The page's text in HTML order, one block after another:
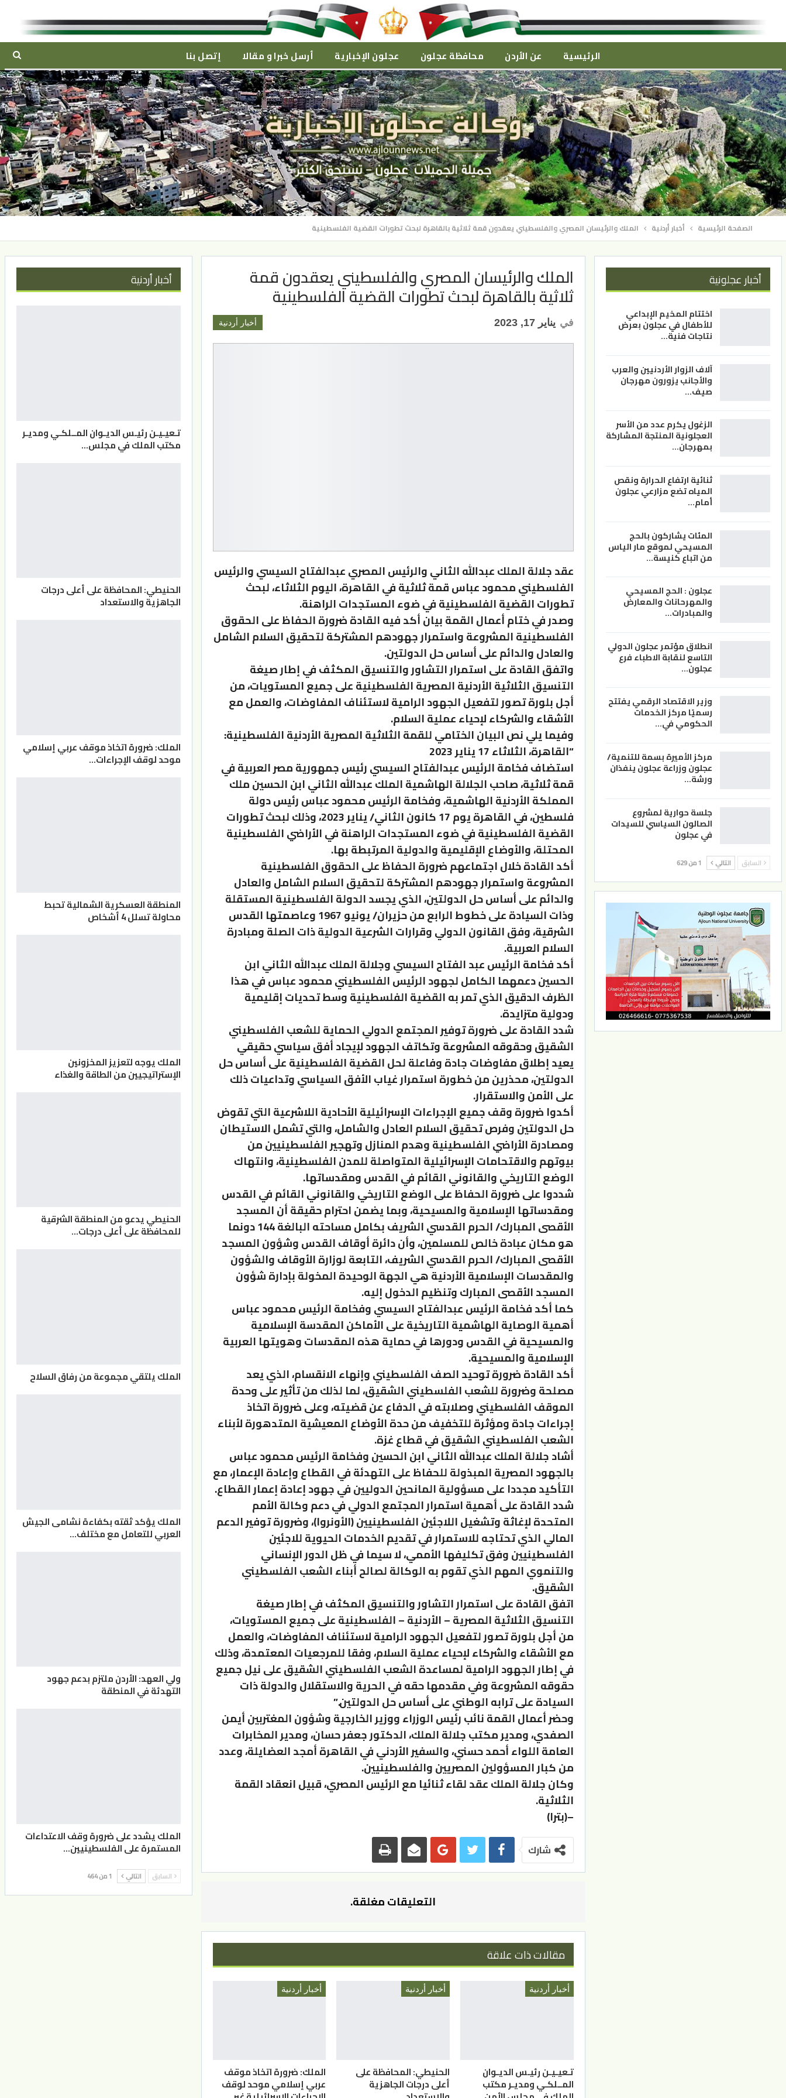
الرئيسية عن الأردن محافظة عجلون عجلون الإخبارية أرسل خبرا و مقالا إتصل بنا
الصفحة الرئيسية أخبار أردنية الملك والرئيسان المصري والفلسطيني يعقدون قمة ثلاثية بالقاهرة لبحث تطورات القضية الفلسطينية
الملك والرئيسان المصري والفلسطيني يعقدون قمة
ثلاثية بالقاهرة لبحث تطورات القضية الفلسطينية
أخبار أردنية في يناير 17, 2023
عقد جلالة الملك عبدالله الثاني والرئيس المصري عبدالفتاح السيسي والرئيس
الفلسطيني محمود عباس قمة ثلاثية في القاهرة، اليوم الثلاثاء، لبحث
تطورات القضية الفلسطينية في ضوء المستجدات الراهنة.
وصدر في ختام أعمال القمة بيان أكد فيه القادة ضرورة الحفاظ على الحقوق
الفلسطينية المشروعة واستمرار جهودهم المشتركة لتحقيق السلام الشامل
والعادل والدائم على أساس حل الدولتين.
واتفق القادة على استمرار التشاور والتنسيق المكثف في إطار صيغة
التنسيق الثلاثية الأردنية المصرية الفلسطينية على جميع المستويات، من
أجل بلورة تصور لتفعيل الجهود الرامية لاستئناف المفاوضات، والعمل مع
الأشقاء والشركاء لإحياء عملية السلام.
وفيما يلي نص البيان الختامي للقمة الثلاثية المصرية الأردنية الفلسطينية:
“القاهرة، الثلاثاء 17 يناير 2023
استضاف فخامة الرئيس عبدالفتاح السيسي رئيس جمهورية مصر العربية في
قمة ثلاثية، صاحب الجلالة الهاشمية الملك عبدالله الثاني ابن الحسين ملك
المملكة الأردنية الهاشمية، وفخامة الرئيس محمود عباس رئيس دولة
فلسطين، في القاهرة يوم 17 كانون الثاني/ يناير 2023، وذلك لبحث تطورات
القضية الفلسطينية في ضوء المستجدات الراهنة في الأراضي الفلسطينية
المحتلة، والأوضاع الإقليمية والدولية المرتبطة بها.
أكد القادة خلال اجتماعهم ضرورة الحفاظ على الحقوق الفلسطينية
المشروعة واستمرار جهودهم المشتركة لتحقيق السلام الشامل والعادل
والدائم على أساس حل الدولتين، الذي يجسد الدولة الفلسطينية المستقلة
وذات السيادة على خطوط الرابع من حزيران/ يونيو 1967 وعاصمتها القدس
الشرقية، وفق القانون الدولي وقرارات الشرعية الدولية ذات الصلة ومبادرة
السلام العربية.
أكد فخامة الرئيس عبد الفتاح السيسي وجلالة الملك عبدالله الثاني ابن
الحسين دعمهما الكامل لجهود الرئيس الفلسطيني محمود عباس في هذا
الظرف الدقيق الذي تمر به القضية الفلسطينية وسط تحديات إقليمية
ودولية متزايدة.
شدد القادة على ضرورة توفير المجتمع الدولي الحماية للشعب الفلسطيني
الشقيق وحقوقه المشروعة وتكاتف الجهود لإيجاد أفق سياسي حقيقي
يعيد إطلاق مفاوضات جادة وفاعلة لحل القضية الفلسطينية على أساس حل
الدولتين، محذرين من خطورة استمرار غياب الأفق السياسي وتداعيات ذلك
على الأمن والاستقرار.
أكدوا ضرورة وقف جميع الإجراءات الإسرائيلية الأحادية اللاشرعية التي تقوض
حل الدولتين وفرص تحقيق السلام العادل والشامل، والتي تشمل الاستيطان
ومصادرة الأراضي الفلسطينية وهدم المنازل وتهجير الفلسطينيين من
بيوتهم والاقتحامات الإسرائيلية المتواصلة للمدن الفلسطينية، وانتهاك
الوضع التاريخي والقانوني القائم في القدس ومقدساتها.
شددوا على ضرورة الحفاظ على الوضع التاريخي والقانوني القائم في القدس
ومقدساتها الإسلامية والمسيحية، وبما يضمن احترام حقيقة أن المسجد
الأقصى المبارك/ الحرم القدسي الشريف بكامل مساحته البالغة 144 دونما
هو مكان عبادة خالص للمسلمين، وأن دائرة أوقاف القدس وشؤون المسجد
الأقصى المبارك/ الحرم القدسي الشريف، التابعة لوزارة الأوقاف والشؤون
والمقدسات الإسلامية الأردنية هي الجهة الوحيدة المخولة بإدارة شؤون
المسجد الأقصى المبارك وتنظيم الدخول إليه.
كما أكد فخامة الرئيس عبدالفتاح السيسي وفخامة الرئيس محمود عباس
أهمية الوصاية الهاشمية التاريخية على الأماكن المقدسة الإسلامية
والمسيحية في القدس ودورها في حماية هذه المقدسات وهويتها العربية
الإسلامية والمسيحية.
أكد القادة ضرورة توحيد الصف الفلسطيني وإنهاء الانقسام، الذي يعد
مصلحة وضرورة للشعب الفلسطيني الشقيق، لما لذلك من تأثير على وحدة
الموقف الفلسطيني وصلابته في الدفاع عن قضيته، وعلى ضرورة اتخاذ
إجراءات جادة ومؤثرة للتخفيف من حدة الأوضاع المعيشية المتدهورة لأبناء
الشعب الفلسطيني الشقيق في قطاع غزة.
أشاد جلالة الملك عبدالله الثاني ابن الحسين وفخامة الرئيس محمود عباس
بالجهود المصرية المبذولة للحفاظ على التهدئة في القطاع وإعادة الإعمار، مع
التأكيد مجددا على مسؤولية المانحين الدوليين في جهود إعادة إعمار القطاع.
شدد القادة على أهمية استمرار المجتمع الدولي في دعم وكالة الأمم
المتحدة لإغاثة وتشغيل اللاجئين الفلسطينيين (الأونروا)، وضرورة توفير الدعم
المالي الذي تحتاجه للاستمرار في تقديم الخدمات الحيوية للاجئين
الفلسطينيين وفق تكليفها الأممي، لا سيما في ظل الدور الإنساني
والتنموي المهم الذي تقوم به الوكالة لصالح أبناء الشعب الفلسطيني
الشقيق.
اتفق القادة على استمرار التشاور والتنسيق المكثف في إطار صيغة
التنسيق الثلاثية المصرية – الأردنية – الفلسطينية على جميع المستويات،
من أجل بلورة تصور لتفعيل الجهود الرامية لاستئناف المفاوضات، والعمل
مع الأشقاء والشركاء لإحياء عملية السلام، وفقا للمرجعيات المعتمدة، وذلك
في إطار الجهود الرامية لمساعدة الشعب الفلسطيني الشقيق على نيل جميع
حقوقه المشروعة وفي مقدمها حقه في الحرية والاستقلال والدولة ذات
السيادة على ترابه الوطني على أساس حل الدولتين.”
وحضر أعمال القمة نائب رئيس الوزراء ووزير الخارجية وشؤون المغتربين أيمن
الصفدي، ومدير مكتب جلالة الملك، الدكتور جعفر حسان، ومدير المخابرات
العامة اللواء أحمد حسني، والسفير الأردني في القاهرة أمجد العضايلة، وعدد
من كبار المسؤولين المصريين والفلسطينيين.
وكان جلالة الملك عقد لقاء ثنائيا مع الرئيس المصري، قبيل انعقاد القمة
الثلاثية.
–(بترا)
شارك
التعليقات مغلقة.
مقالات ذات علاقة
أخبار أردنية
تـعيـيـن رئيـس الديـوان
المــلكـي ومديـر مكتب
أخبار أردنية
الحنيطي: المحافظة على
أعلى درجات الجاهزية
أخبار أردنية
الملك: ضرورة اتخاذ موقف
عربي إسلامي موحد لوقف
أخبار عجلونية
اختتام المخيم الإبداعي
للأطفال في عجلون بعرض
نتاجات فنية…
آلاف الزوار الأردنيين والعرب
والأجانب يزورون مهرجان
صيف…
الزغول يكرم عدد من الأسر
العجلونية المنتجة المشاركة
بمهرجان…
ثنائية ارتفاع الحرارة ونقص
المياه تضع مزارعي عجلون
أمام…
المئات يشاركون بالحج
المسيحي لموقع مار الياس
من اتباع كنيسة…
عجلون : الحج المسيحي
والمهرحانات والمعارض
والمبادرات…
انطلاق مؤتمر عجلون الدولي
التاسع لنقابة الاطباء فرع
عجلون…
وزير الاقتصاد الرقمي يفتتح
رسميًا مركز الخدمات
الحكومي في…
مركز الأميرة بسمة للتنمية/
عجلون وزراعة عجلون ينفذان
ورشة…
جلسة حوارية لمشروع
الصالون السياسي للسيدات
في عجلون
السابق التالي 1 من 629
أخبار أردنية
تـعيـيـن رئيـس الديـوان المــلكـي ومديـر
مكتب الملك في مجلس…
الحنيطي: المحافظة على أعلى درجات
الجاهزية والاستعداد
الملك: ضرورة اتخاذ موقف عربي إسلامي
موحد لوقف الإجراءات…
المنطقة العسكرية الشمالية تحبط
محاولة تسلل 4 أشخاص
الملك يوجه لتعزيز المخزونين
الإستراتيجيين من الطاقة والغذاء
الحنيطي يدعو من المنطقة الشرقية
للمحافظة على أعلى درجات…
الملك يلتقي مجموعة من رفاق السلاح
الملك يؤكد ثقته بكفاءة نشامى الجيش
العربي للتعامل مع مختلف…
ولي العهد: الأردن ملتزم بدعم جهود
التهدئة في المنطقة
الملك يشدد على ضرورة وقف الاعتداءات
المستمرة على الفلسطينيين…
السابق التالي 1 من 464